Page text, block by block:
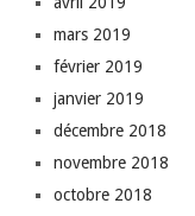
mars 2019
février 2019
janvier 2019
décembre 2018
novembre 2018
octobre 2018